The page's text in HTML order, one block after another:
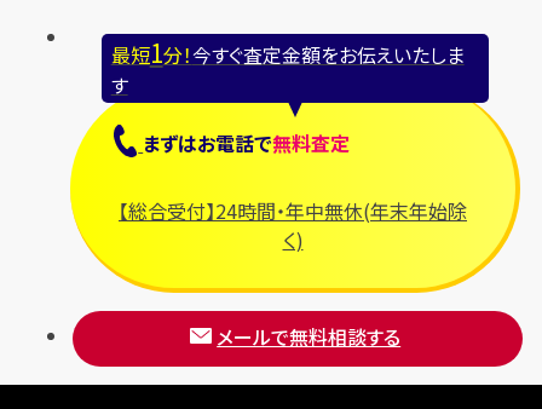
最短1分！今すぐ査定金額をお伝えいたしま
す
まずはお電話で無料査定
【総合受付】24時間・年中無休(年末年始除
く)
メールで無料相談する